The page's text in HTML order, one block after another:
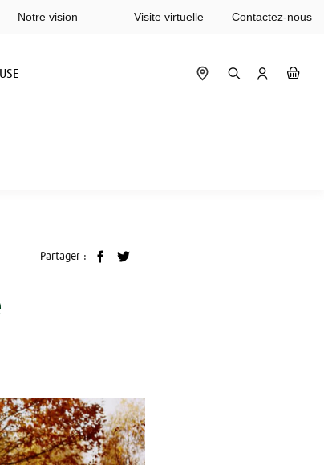
Notre vision Visite virtuelle Contactez-nous
Partager :